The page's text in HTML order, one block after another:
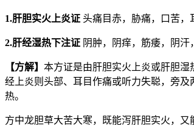
1.肝胆实火上炎证 头痛目赤，胁痛，口苦，
2.肝经湿热下注证 阴肿，阴痒，筋痿，阴汗
【方解】 本方证是由肝胆实火上炎或肝胆
经上炎则头部、耳目作痛或听力失聪，旁
热。
方中龙胆草大苦大寒，既能泻肝胆实火，